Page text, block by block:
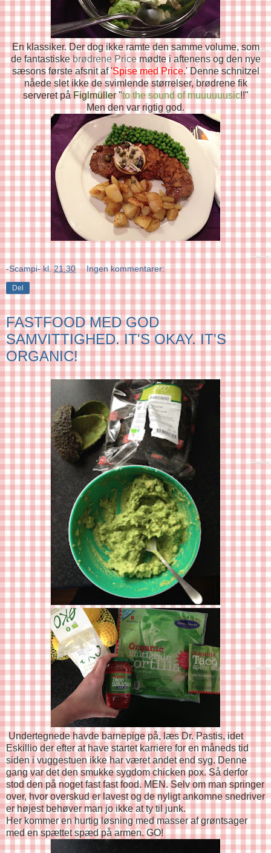
En klassiker. Der dog ikke ramte den samme volume, som
de fantastiskebrødrene Pricemødte i aftenens og den nye
sæsons første afsnit af 'Spise med Price.' Denne schnitzel
nåede slet ikke de svimlende størrelser, brødrene fik
serveret påFiglmüller"to the sound of muuuuuusic!!"
Men den var rigtig god.
-Scampi- kl.21.30 Ingen kommentarer:
Del
FASTFOOD MED GOD
SAMVITTIGHED. IT'S OKAY. IT'S
ORGANIC!
Undertegnede havde barnepige på, læs Dr. Pastis, idet
Eskillio der efter at have startet karriere for en måneds tid
siden i vuggestuen ikke har været andet end syg. Denne
gang var det den smukke sygdom chicken pox. Så derfor
stod den på noget fast fast food. MEN. Selv om man springer
over, hvor overskud er lavest og de nyligt ankomne snedriver
er højest behøver man jo ikke at ty til junk.
Her kommer en hurtig løsning med masser af grøntsager
med en spættet spæd på armen. GO!